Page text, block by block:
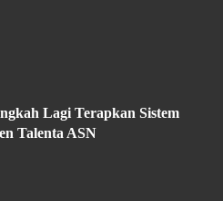
Lagi Terapkan Sistem
Talenta ASN